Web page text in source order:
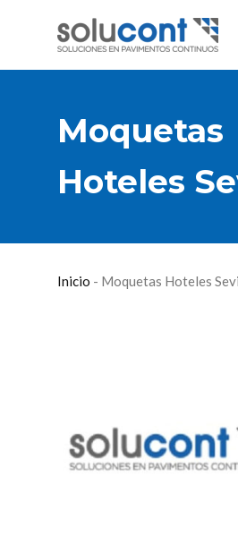
Moquetas
Hoteles
Inicio - Moquetas Hoteles